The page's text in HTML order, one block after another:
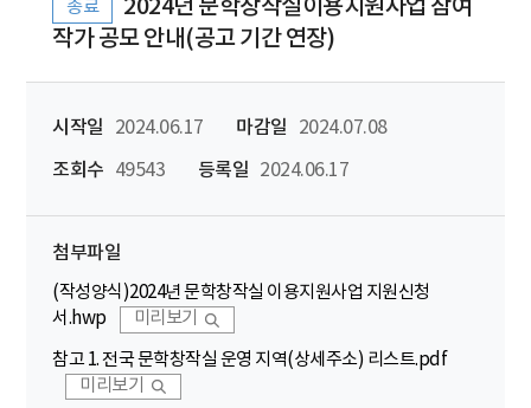
종료
2024년 문학창작실이용지원사업 참여
작가 공모 안내(공고 기간 연장)
시작일 2024.06.17 마감일
2024.07.08
조회수
49543 등록일 2024.06.17
첨부파일
(작성양식)2024년 문학창작실 이용지원사업 지원신청
서.hwp
미리보기
참고 1. 전국 문학창작실 운영 지역(상세주소) 리스트.pdf
미리보기